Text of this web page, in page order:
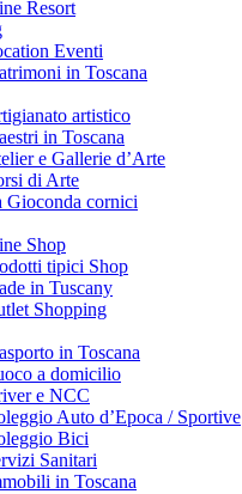
Resort
Eventi
in Toscana
artistico
in Toscana
e Gallerie d’Arte
di Arte
Gioconda cornici
Shop
tipici Shop
in Tuscany
Shopping
in Toscana
a domicilio
e NCC
Auto d’Epoca / Sportive
Bici
Sanitari
in Toscana